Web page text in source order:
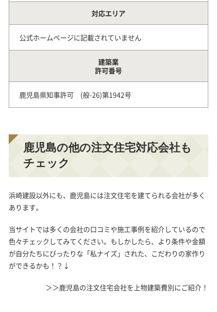
対応エリア
公式ホームページに記載されていません
建築業
許可番号
鹿児島県知事許可 (般-26)第1942号
鹿児島の他の注文住宅対応会社も
チェック
浜崎建設以外にも、鹿児島には注文住宅を建てられる会社が多く
あります。
当サイトでは多くの会社の口コミや施工事例を紹介しているので
色々チェックしてみてください。もしかしたら、より条件や金額
が自分たちにぴったりな「私ナイズ」された、こだわりの家作り
ができるかも！？↓
＞＞鹿児島の注文住宅会社を上物建築費別にご紹介！